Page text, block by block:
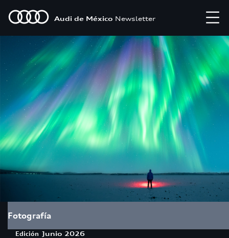
Audi de México Newsletter
Fotografía
Edición Junio 2026